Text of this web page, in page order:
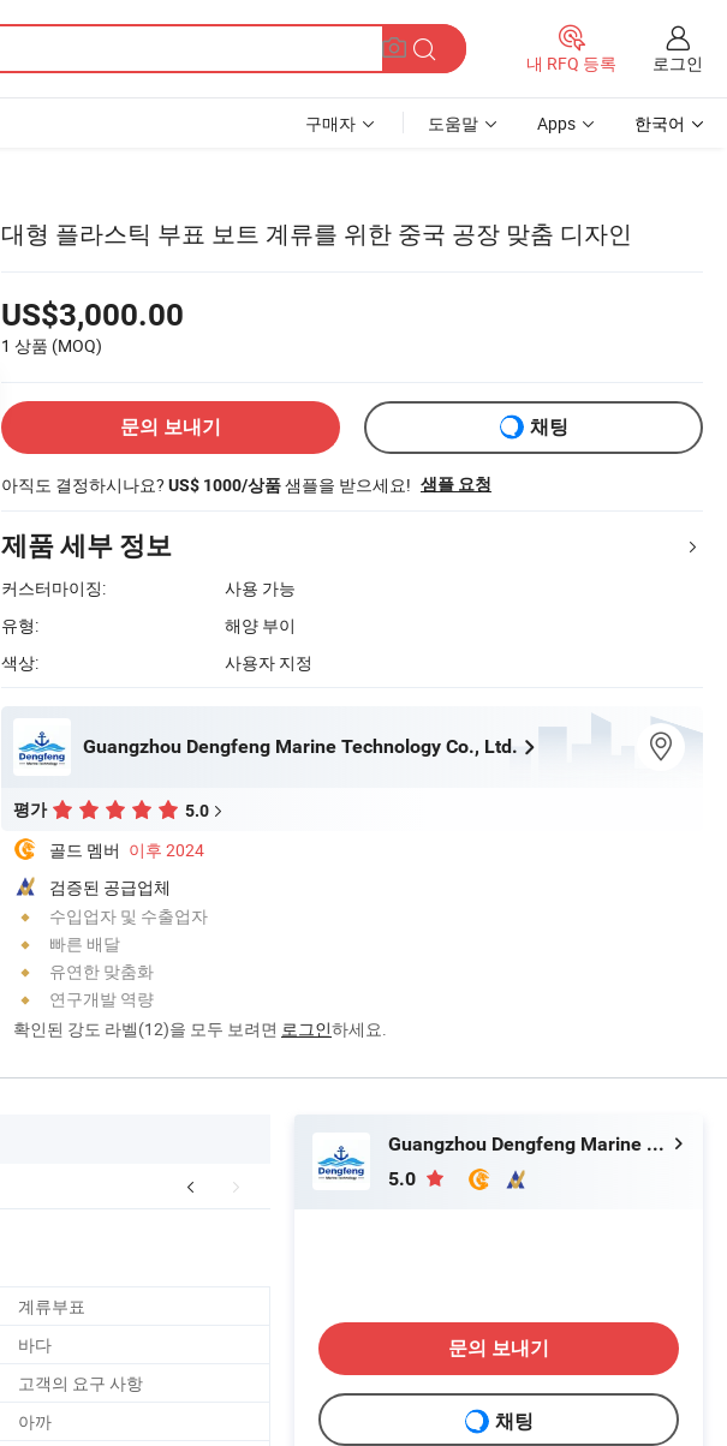
내 RFQ 등록 로그인
구매자 도움말 Apps 한국어
대형 플라스틱 부표 보트 계류를 위한 중국 공장 맞춤 디자인
US$3,000.00
1 상품 (MOQ)
문의 보내기 채팅
아직도 결정하시나요? US$ 1000/상품샘플을 받으세요! 샘플 요청
제품 세부 정보
커스터마이징:
사용 가능
유형:
해양 부이
색상:
사용자 지정
Guangzhou Dengfeng Marine Technology Co., Ltd.
평가 5.0
골드 멤버 이후 2024
검증된 공급업체
수입업자 및 수출업자
빠른 배달
유연한 맞춤화
연구개발 역량
확인된 강도 라벨(12)을 모두 보려면 로그인하세요.
계류부표
바다
고객의 요구 사항
아까
Guangzhou Dengfeng Marine Technology Co., Ltd.
5.0
문의 보내기
채팅